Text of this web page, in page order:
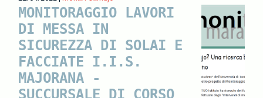
MONITORAGGIO LAVORI
DI MESSA IN
SICUREZZA DI SOLAI E
FACCIATE I.I.S.
MAJORANA -
SUCCURSALE DI CORSO